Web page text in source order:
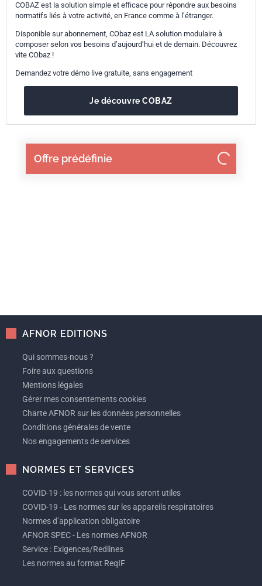
Offre prédéfinie
COBAZ est la solution simple et efficace pour répondre aux besoins
normatifs liés à votre activité, en France comme à l’étranger.
Disponible sur abonnement, CObaz est LA solution modulaire à
composer selon vos besoins d’aujourd’hui et de demain. Découvrez
vite CObaz !
Demandez votre démo live gratuite, sans engagement
Je découvre COBAZ
AFNOR EDITIONS
Qui sommes-nous ?
Foire aux questions
Mentions légales
Gérer mes consentements cookies
Charte AFNOR sur les données personnelles
Conditions générales de vente
Nos engagements de services
NORMES ET SERVICES
COVID-19 : les normes qui vous seront utiles
COVID-19 - Les normes sur les appareils respiratoires
Normes d’application obligatoire
AFNOR SPEC - Les normes AFNOR
Service : Exigences/Redlines
Les normes au format ReqIF